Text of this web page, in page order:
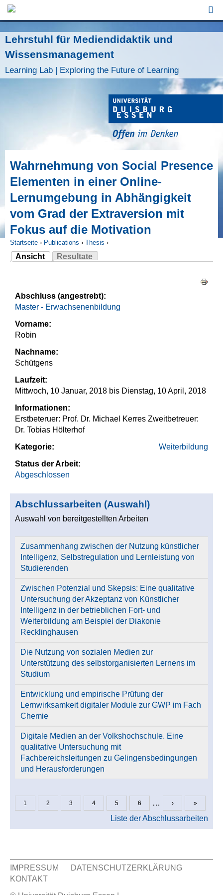
Lehrstuhl für Mediendidaktik und
Wissensmanagement
Learning Lab | Exploring the Future of Learning
Wahrnehmung von Social Presence
Elementen in einer Online-
Lernumgebung in Abhängigkeit
vom Grad der Extraversion mit
Fokus auf die Motivation
Sie sind hier
Startseite › Publications › Thesis ›
Ansicht
(aktiver Reiter)
Resultate
Abschluss (angestrebt):
Master - Erwachsenenbildung
Vorname:
Robin
Nachname:
Schütgens
Laufzeit:
Mittwoch, 10 Januar, 2018 bis Dienstag, 10 April, 2018
Informationen:
Erstbeteruer: Prof. Dr. Michael Kerres Zweitbetreuer:
Dr. Tobias Hölterhof
Kategorie:
Weiterbildung
Status der Arbeit:
Abgeschlossen
Abschlussarbeiten (Auswahl)
Auswahl von bereitgestellten Arbeiten
Zusammenhang zwischen der Nutzung künstlicher
Intelligenz, Selbstregulation und Lernleistung von
Studierenden
Zwischen Potenzial und Skepsis: Eine qualitative
Untersuchung der Akzeptanz von Künstlicher
Intelligenz in der betrieblichen Fort- und
Weiterbildung am Beispiel der Diakonie
Recklinghausen
Die Nutzung von sozialen Medien zur
Unterstützung des selbstorganisierten Lernens im
Studium
Entwicklung und empirische Prüfung der
Lernwirksamkeit digitaler Module zur GWP im Fach
Chemie
Digitale Medien an der Volkshochschule. Eine
qualitative Untersuchung mit
Fachbereichsleitungen zu Gelingensbedingungen
und Herausforderungen
Seiten
1 2 3 4 5 6 … › »
Liste der Abschlussarbeiten
Sekundär Menü
IMPRESSUM
DATENSCHUTZERKLÄRUNG
KONTAKT